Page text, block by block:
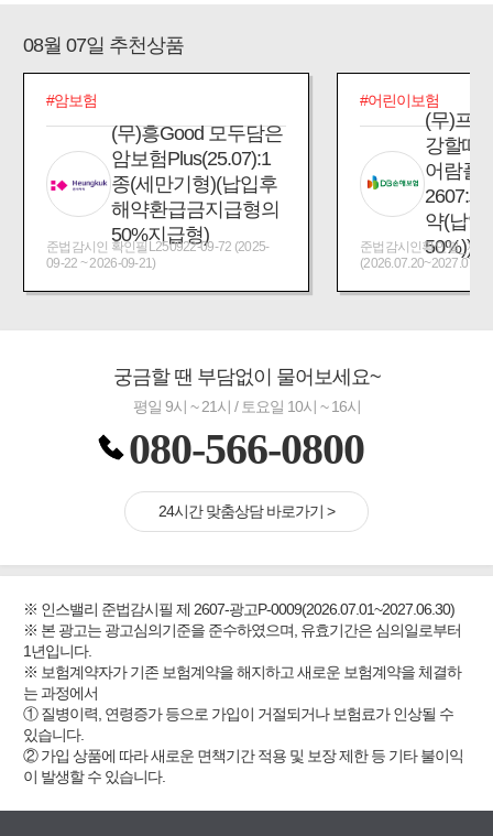
08월 07일 추천상품
#암보험
(무)흥Good 모두담은
암보험Plus(25.07):1
종(세만기형)(납입후
해약환급금지급형의
50%지급형)
준법감시인 확인필L250922-09-72 (2025-
09-22 ~ 2026-09-21)
#어린이보험
(무)프
강할때
어람플
2607:
약(납입
50%))
준법감시인확인필_제
궁금할 땐 부담없이 물어보세요~
평일 9시 ~ 21시 / 토요일 10시 ~ 16시
080-566-0800
24시간 맞춤상담 바로가기 >
※ 인스밸리 준법감시필 제 2607-광고P-0009(2026.07.01~2027.06.30)
※ 본 광고는 광고심의기준을 준수하였으며, 유효기간은 심의일로부터
1년입니다.
※ 보험계약자가 기존 보험계약을 해지하고 새로운 보험계약을 체결하
는 과정에서
① 질병이력, 연령증가 등으로 가입이 거절되거나 보험료가 인상될 수
있습니다.
② 가입 상품에 따라 새로운 면책기간 적용 및 보장 제한 등 기타 불이익
이 발생할 수 있습니다.